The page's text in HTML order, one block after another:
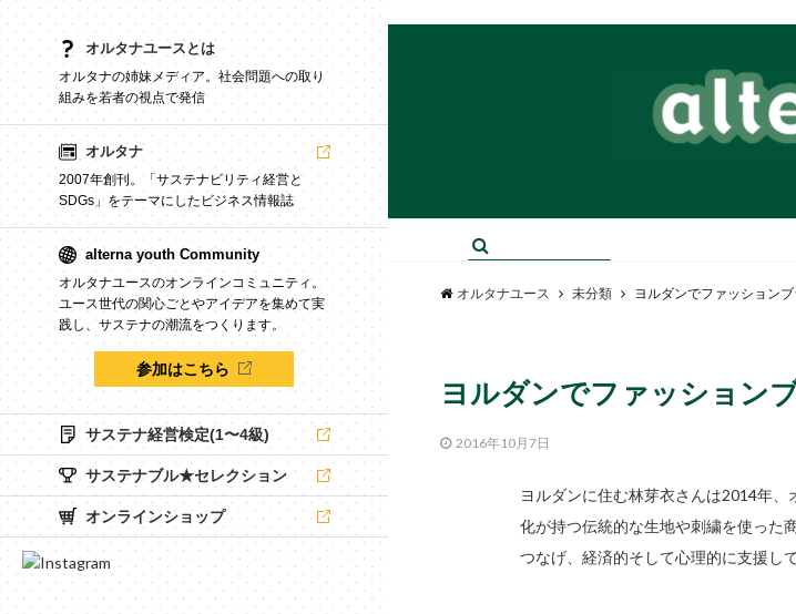
オルタナユースとは
オルタナの姉妹メディア。社会問題への取り
組みを若者の視点で発信
オルタナ
2007年創刊。「サステナビリティ経営と
SDGs」をテーマにしたビジネス情報誌
alterna youth Community
オルタナユースのオンラインコミュニティ。
ユース世代の関心ごとやアイデアを集めて実
践し、サステナの潮流をつくります。
参加はこちら
サステナ経営検定(1〜4級)
サステナブル★セレクション
オンラインショップ
オルタナユース 未分類 ヨルダンでファッション
ヨルダンでファッション
2016年10月7日
ヨルダンに住む林芽衣さんは2014年
化が持つ伝統的な生地や刺繍を使った
つなげ、経済的そして心理的に支援し